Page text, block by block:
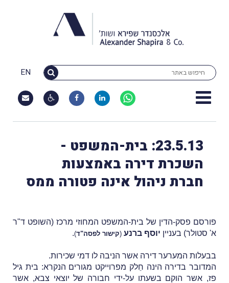
EN
23.5.13: בית-המשפט -
השכרת דירה באמצעות
חברת ניהול אינה פטורה ממס
פורסם פסק-הדין של בית-המשפט המחוזי מרכז (השופט ד"ר
א' סטולר) בעניין יוסף ברנע (קישור לפסה"ד)
.
בבעלות המערער דירה אשר הניבה לו דמי שכירות.
המדובר בדירה הינה חֵלק מפרוייקט מגורים הנקרא: בית גיל
פז, אשר הוקם בשעתו על-ידי חבורה של יוצאי צבא, אשר